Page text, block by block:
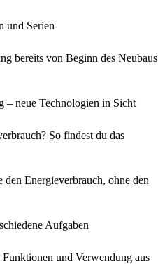
und Serien
bereits von Beginn des Neubaus
– neue Technologien in Sicht
So findest du das
Energieverbrauch, ohne den
Aufgaben
und Verwendung aus